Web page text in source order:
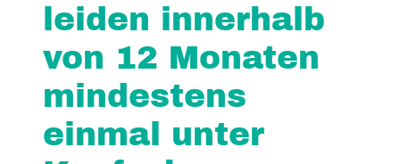
leiden innerhalb
von 12 Monaten
mindestens
einmal unter